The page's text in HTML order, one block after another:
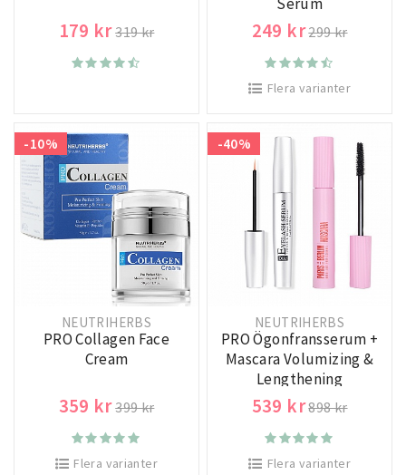
179 kr319 kr 249 kr299 kr
Flera varianter
-10%
NEUTRIHERBS
PRO Collagen Face
Cream
359 kr399 kr
Flera varianter
-40%
NEUTRIHERBS
PRO Ögonfransserum +
Mascara Volumizing &
Lengthening
539 kr898 kr
Flera varianter